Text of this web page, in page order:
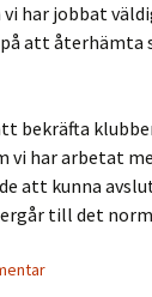
vi har jobbat
att återhämta
bekräfta
vi har arbetat
att kunna
till det